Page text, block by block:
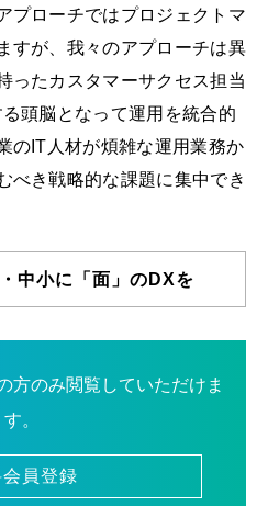
プローチではプロジェクトマ
すが、我々のアプローチは異
ったカスタマーサクセス担当
頭脳となって運用を統合的
のIT人材が煩雑な運用業務か
べき戦略的な課題に集中でき
中小に「面」のDXを
方のみ閲覧していただけま
す。
員登録